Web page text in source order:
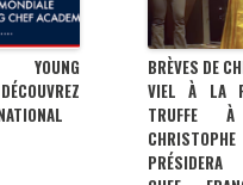
YOUNG
BRÈVES DE
VIEL À LA
TRUFFE À